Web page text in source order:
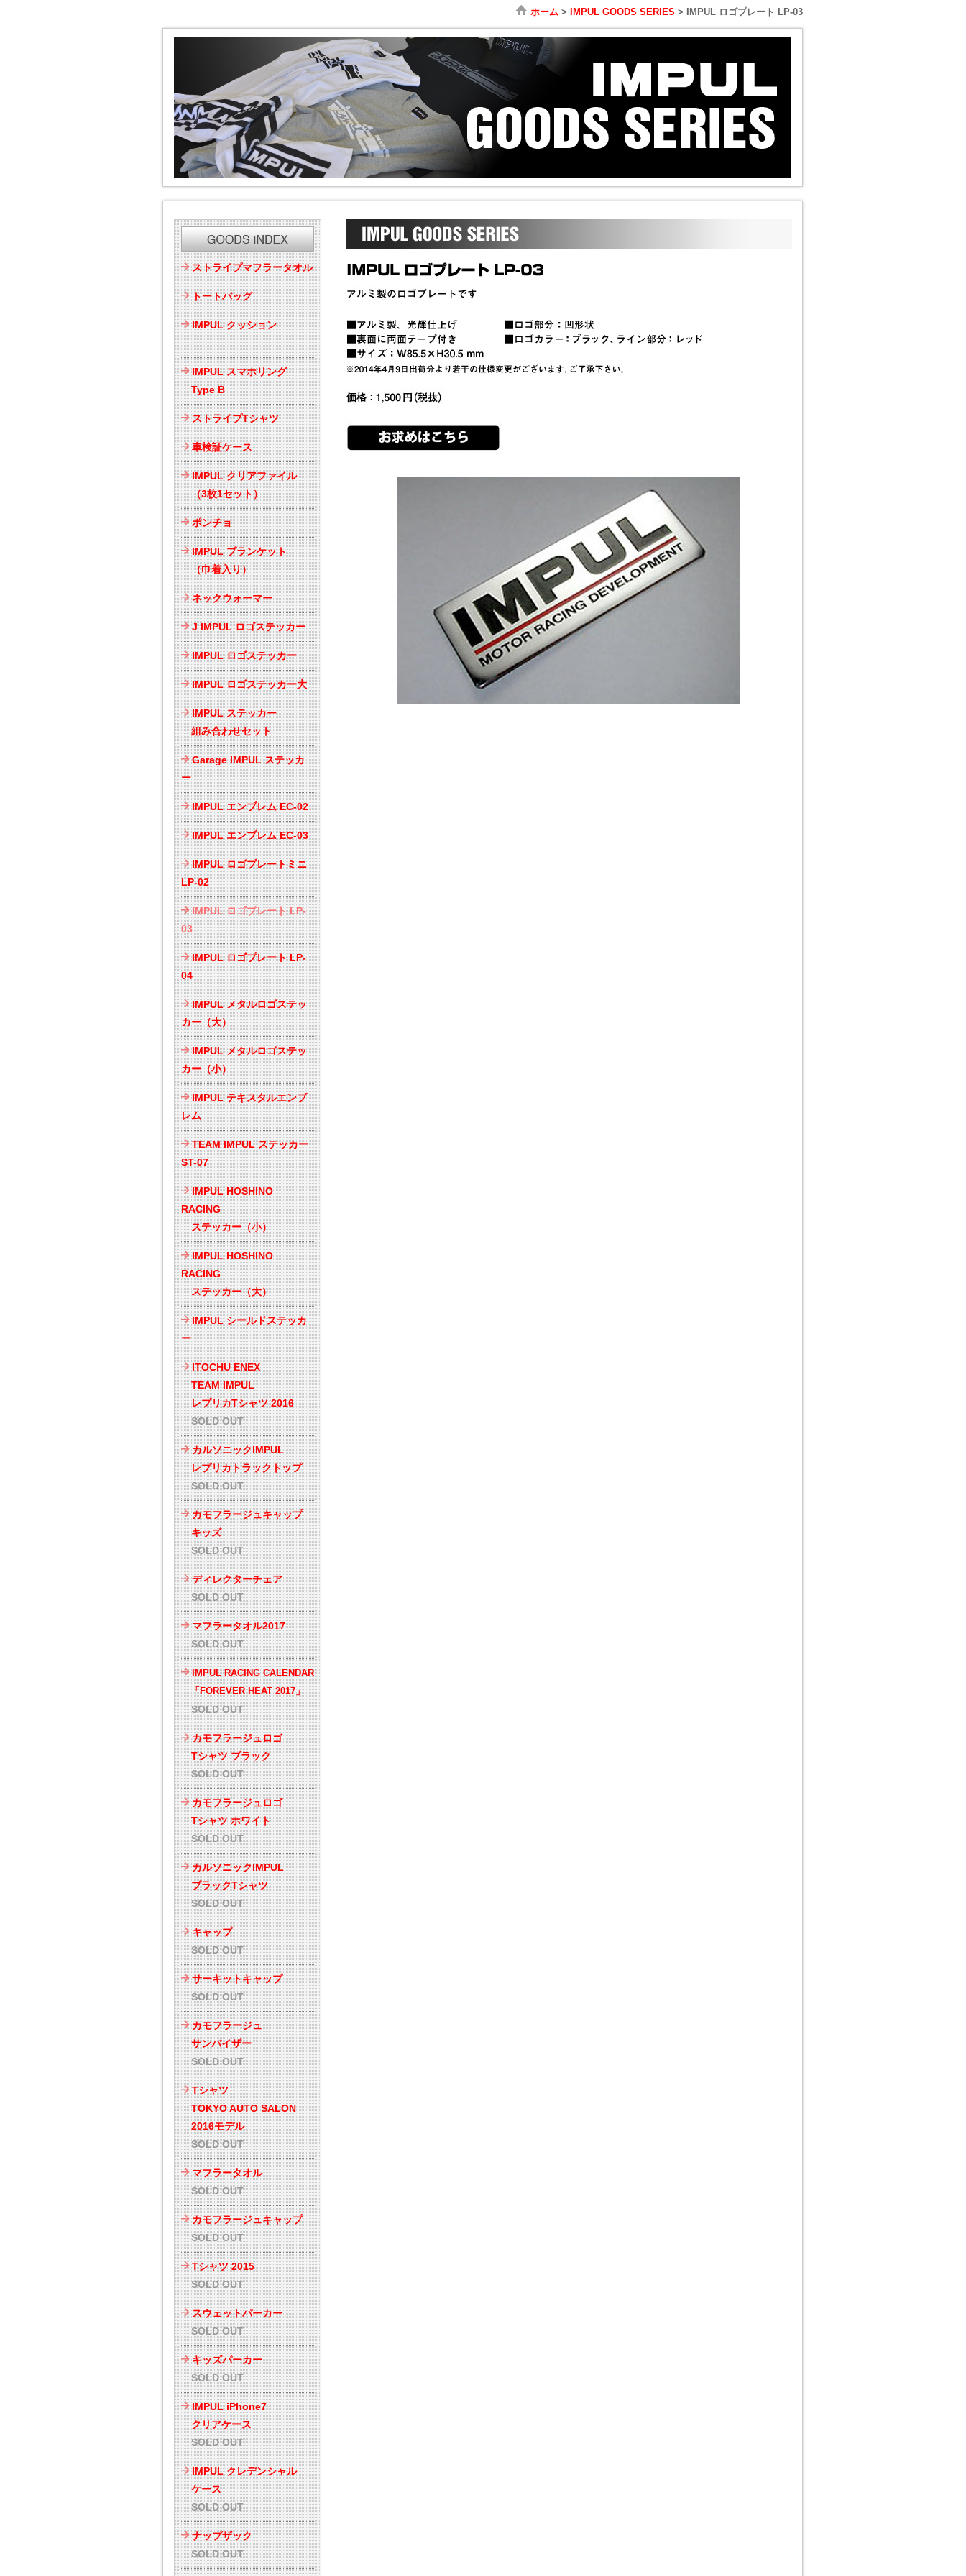
ホーム > IMPUL GOODS SERIES > IMPUL ロゴプレート LP-03
ストライプマフラータオル
トートバッグ
IMPUL クッション
IMPUL スマホリング
Type B
ストライプTシャツ
車検証ケース
IMPUL クリアファイル
（3枚1セット）
ポンチョ
IMPUL ブランケット
（巾着入り）
ネックウォーマー
J IMPUL ロゴステッカー
IMPUL ロゴステッカー
IMPUL ロゴステッカー大
IMPUL ステッカー
組み合わせセット
Garage IMPUL ステッカ
ー
IMPUL エンブレム EC-02
IMPUL エンブレム EC-03
IMPUL ロゴプレートミニ
LP-02
IMPUL ロゴプレート LP-
03
IMPUL ロゴプレート LP-
04
IMPUL メタルロゴステッ
カー（大）
IMPUL メタルロゴステッ
カー（小）
IMPUL テキスタルエンブ
レム
TEAM IMPUL ステッカー
ST-07
IMPUL HOSHINO
RACING
ステッカー（小）
IMPUL HOSHINO
RACING
ステッカー（大）
IMPUL シールドステッカ
ー
ITOCHU ENEX
TEAM IMPUL
レプリカTシャツ 2016
SOLD OUT
カルソニックIMPUL
レプリカトラックトップ
SOLD OUT
カモフラージュキャップ
キッズ
SOLD OUT
ディレクターチェア
SOLD OUT
マフラータオル2017
SOLD OUT
IMPUL RACING CALENDAR
「FOREVER HEAT 2017」
SOLD OUT
カモフラージュロゴ
Tシャツ ブラック
SOLD OUT
カモフラージュロゴ
Tシャツ ホワイト
SOLD OUT
カルソニックIMPUL
ブラックTシャツ
SOLD OUT
キャップ
SOLD OUT
サーキットキャップ
SOLD OUT
カモフラージュ
サンバイザー
SOLD OUT
Tシャツ
TOKYO AUTO SALON
2016モデル
SOLD OUT
マフラータオル
SOLD OUT
カモフラージュキャップ
SOLD OUT
Tシャツ 2015
SOLD OUT
スウェットパーカー
SOLD OUT
キッズパーカー
SOLD OUT
IMPUL iPhone7
クリアケース
SOLD OUT
IMPUL クレデンシャル
ケース
SOLD OUT
ナップザック
SOLD OUT